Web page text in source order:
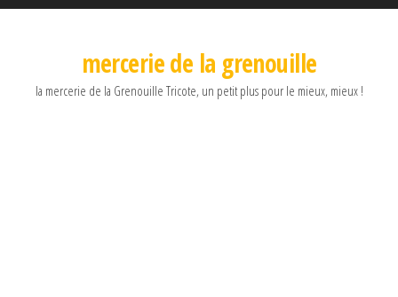
mercerie de la grenouille
la mercerie de la Grenouille Tricote, un petit plus pour le mieux, mieux !